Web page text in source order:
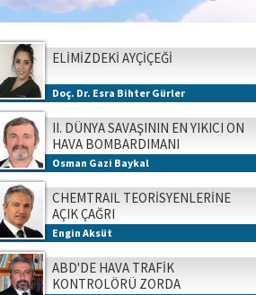
ELİMİZDEKİ AYÇİÇEĞİ
Doç. Dr. Esra Bihter Gürler
II. DÜNYA SAVAŞININ EN YIKICI ON
HAVA BOMBARDIMANI
Osman Gazi Baykal
CHEMTRAIL TEORİSYENLERİNE
AÇIK ÇAĞRI
Engin Aksüt
ABD'DE HAVA TRAFİK
KONTROLÖRÜ ZORDA